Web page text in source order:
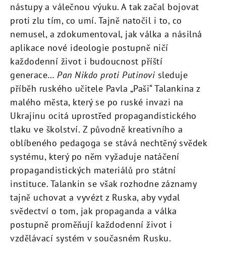
nástupy a válečnou výuku. A tak začal bojovat
proti zlu tím, co umí. Tajně natočil i to, co
nemusel, a zdokumentoval, jak válka a násilná
aplikace nové ideologie postupně ničí
každodenní život i budoucnost příští
generace… Pan Nikdo proti Putinovi sleduje
příběh ruského učitele Pavla „Paši“ Talankina z
malého města, který se po ruské invazi na
Ukrajinu ocitá uprostřed propagandistického
tlaku ve školství. Z původně kreativního a
oblíbeného pedagoga se stává nechtěný svědek
systému, který po něm vyžaduje natáčení
propagandistických materiálů pro státní
instituce. Talankin se však rozhodne záznamy
tajně uchovat a vyvézt z Ruska, aby vydal
svědectví o tom, jak propaganda a válka
postupně proměňují každodenní život i
vzdělávací systém v současném Rusku.